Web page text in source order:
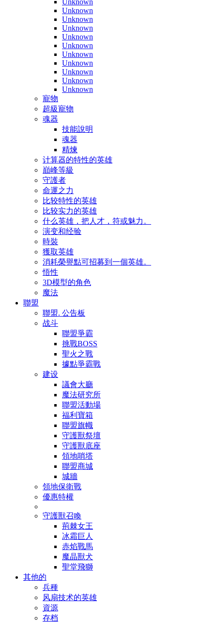
Unknown
Unknown
Unknown
Unknown
Unknown
Unknown
Unknown
Unknown
Unknown
Unknown
Unknown
寵物
超級寵物
魂器
技能說明
魂器
精煉
计算器的特性的英雄
巔峰等級
守護者
命運之力
比较特性的英雄
比较实力的英雄
什么英雄，把人才，符或魅力。
演变和经验
時裝
獲取英雄
消耗榮譽點可招募到一個英雄。
悟性
3D模型的角色
魔法
聯盟
聯盟. 公告板
战斗
聯盟爭霸
挑戰BOSS
聖火之戰
據點爭霸戰
建设
議會大廳
魔法研究所
聯盟活動場
福利寶箱
聯盟旗幟
守護獸祭壇
守護獸底座
領地哨塔
聯盟商城
城牆
領地保衛戰
優惠特權
守護獸召喚
荊棘女王
冰霜巨人
赤焰戰馬
魔晶獸犬
聖堂飛獅
其他的
兵種
风扇技术的英雄
資源
存档